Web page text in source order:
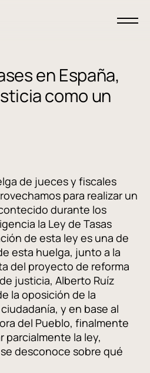
en España,
como un
de jueces y fiscales
para realizar un
durante los
la Ley de Tasas
de esta ley es una de
esta huelga, junto a la
del proyecto de reforma
justicia, Alberto Ruíz
la oposición de la
y en base al
del Pueblo, finalmente
parcialmente la ley,
desconoce sobre qué